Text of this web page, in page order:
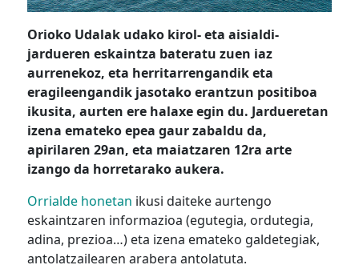
Orioko Udalak udako kirol- eta aisialdi-
jardueren eskaintza bateratu zuen iaz
aurrenekoz, eta herritarrengandik eta
eragileengandik jasotako erantzun positiboa
ikusita, aurten ere halaxe egin du. Jardueretan
izena emateko epea gaur zabaldu da,
apirilaren 29an, eta maiatzaren 12ra arte
izango da horretarako aukera.
Orrialde honetan ikusi daitekeaurtengo
eskaintzaren informazioa (egutegia, ordutegia,
adina, prezioa…) eta izena emateko galdetegiak,
antolatzailearen arabera antolatuta.